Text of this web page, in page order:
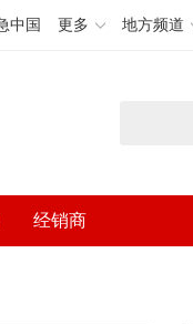
中国 更多 地方频道
经销商